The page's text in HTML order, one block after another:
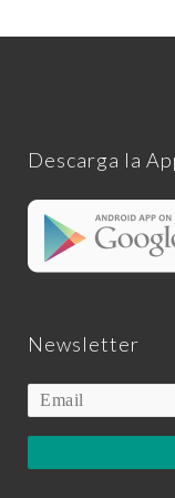
Descarga la
Newsletter